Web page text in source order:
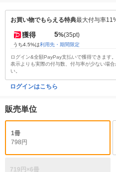
お買い物でもらえる特典最大付与率
獲得 5%(35pt)
うち4.5%は利用先・期間限定
ログイン&全額PayPay支払いで獲得できます
表示よりも実際の付与数、付与率が少ない場
い。
ログインはこちら
販売単位
1冊
798円
719円×6冊